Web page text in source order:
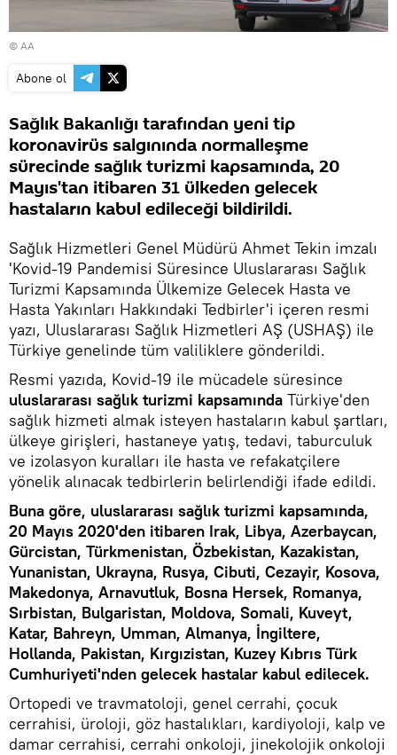
© AA
Abone ol
Sağlık Bakanlığı tarafından yeni tip
koronavirüs salgınında normalleşme
sürecinde sağlık turizmi kapsamında, 20
Mayıs'tan itibaren 31 ülkeden gelecek
hastaların kabul edileceği bildirildi.
Sağlık Hizmetleri Genel Müdürü Ahmet Tekin imzalı
'Kovid-19 Pandemisi Süresince Uluslararası Sağlık
Turizmi Kapsamında Ülkemize Gelecek Hasta ve
Hasta Yakınları Hakkındaki Tedbirler'i içeren resmi
yazı, Uluslararası Sağlık Hizmetleri AŞ (USHAŞ) ile
Türkiye genelinde tüm valiliklere gönderildi.
Resmi yazıda, Kovid-19 ile mücadele süresince
uluslararası sağlık turizmi kapsamında Türkiye'den
sağlık hizmeti almak isteyen hastaların kabul şartları,
ülkeye girişleri, hastaneye yatış, tedavi, taburculuk
ve izolasyon kuralları ile hasta ve refakatçilere
yönelik alınacak tedbirlerin belirlendiği ifade edildi.
Buna göre, uluslararası sağlık turizmi kapsamında,
20 Mayıs 2020'den itibaren Irak, Libya, Azerbaycan,
Gürcistan, Türkmenistan, Özbekistan, Kazakistan,
Yunanistan, Ukrayna, Rusya, Cibuti, Cezayir, Kosova,
Makedonya, Arnavutluk, Bosna Hersek, Romanya,
Sırbistan, Bulgaristan, Moldova, Somali, Kuveyt,
Katar, Bahreyn, Umman, Almanya, İngiltere,
Hollanda, Pakistan, Kırgızistan, Kuzey Kıbrıs Türk
Cumhuriyeti'nden gelecek hastalar kabul edilecek.
Ortopedi ve travmatoloji, genel cerrahi, çocuk
cerrahisi, üroloji, göz hastalıkları, kardiyoloji, kalp ve
damar cerrahisi, cerrahi onkoloji, jinekolojik onkoloji